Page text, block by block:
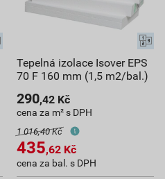
Tepelná izolace Isover EPS
70 F 160 mm (1,5 m2/bal.)
290,42 Kč
cena za m² s DPH
1 016,40 Kč
435,62 Kč
cena za bal. s DPH